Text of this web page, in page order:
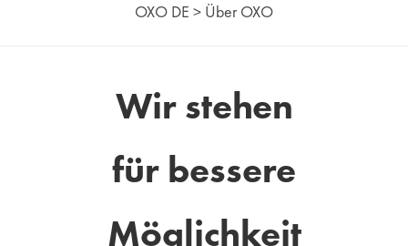
OXO DE > Über OXO
Wir stehen
für bessere
Möglichkeit